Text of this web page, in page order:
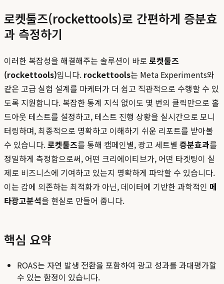
로켓툴즈(rockettools)로 간편하게 증분효
과 측정하기
이러한 복잡성을 해결해주는 솔루션이 바로 로켓툴즈
(rockettools)입니다. rockettools는 Meta Experiments와
같은 고급 실험 설계를 마케터가 더 쉽고 직관적으로 수행할 수 있
도록 지원합니다. 복잡한 통계 지식 없이도 몇 번의 클릭만으로 홀
드아웃 테스트를 설정하고, 테스트 진행 상황을 실시간으로 모니
터링하며, 최종적으로 명확하고 이해하기 쉬운 리포트를 받아볼
수 있습니다.로켓툴즈를 통해 캠페인별, 광고 세트별 증분효과를
정밀하게 측정함으로써, 어떤 크리에이티브가, 어떤 타겟팅이 실
제로 비즈니스에 기여하고 있는지 명확하게 파악할 수 있습니다.
이는 감에 의존하는 최적화가 아닌, 데이터에 기반한 과학적인 메
타광고분석을 현실로 만들어 줍니다.
핵심 요약
ROAS는 자연 발생 전환을 포함하여 광고 성과를 과대평가할
수 있는 함정이 있습니다.